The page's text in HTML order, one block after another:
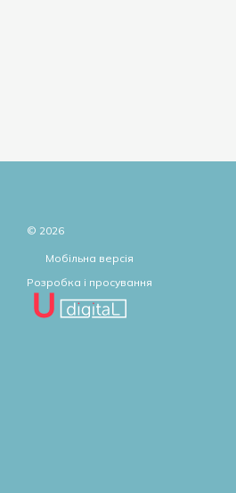
© 2026
Мобільна версія
Розробка і просування